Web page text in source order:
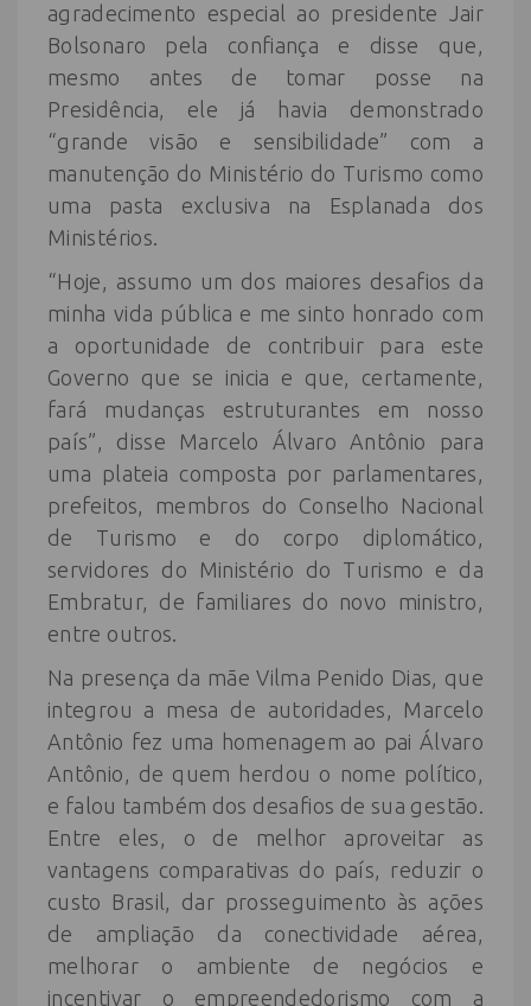
agradecimento especial ao presidente Jair
Bolsonaro pela confiança e disse que,
mesmo antes de tomar posse na
Presidência, ele já havia demonstrado
“grande visão e sensibilidade” com a
manutenção do Ministério do Turismo como
uma pasta exclusiva na Esplanada dos
Ministérios.
“Hoje, assumo um dos maiores desafios da
minha vida pública e me sinto honrado com
a oportunidade de contribuir para este
Governo que se inicia e que, certamente,
fará mudanças estruturantes em nosso
país”, disse Marcelo Álvaro Antônio para
uma plateia composta por parlamentares,
prefeitos, membros do Conselho Nacional
de Turismo e do corpo diplomático,
servidores do Ministério do Turismo e da
Embratur, de familiares do novo ministro,
entre outros.
Na presença da mãe Vilma Penido Dias, que
integrou a mesa de autoridades, Marcelo
Antônio fez uma homenagem ao pai Álvaro
Antônio, de quem herdou o nome político,
e falou também dos desafios de sua gestão.
Entre eles, o de melhor aproveitar as
vantagens comparativas do país, reduzir o
custo Brasil, dar prosseguimento às ações
de ampliação da conectividade aérea,
melhorar o ambiente de negócios e
incentivar o empreendedorismo com a